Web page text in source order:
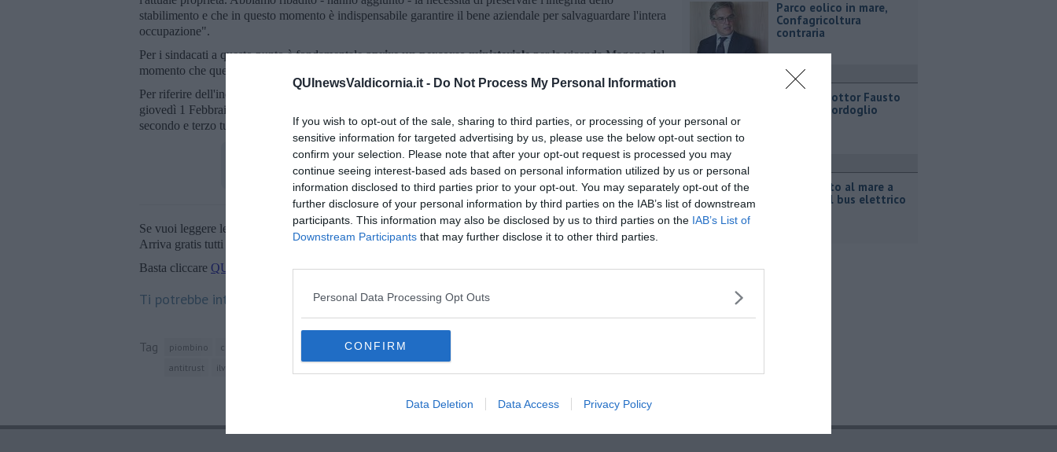
QUInewsValdicornia.it - Do Not Process My Personal Information
If you wish to opt-out of the sale, sharing to third parties, or processing of your personal or
sensitive information for targeted advertising by us, please use the below opt-out section to
confirm your selection. Please note that after your opt-out request is processed you may
continue seeing interest-based ads based on personal information utilized by us or personal
information disclosed to third parties prior to your opt-out. You may separately opt-out of the
further disclosure of your personal information by third parties on the IAB’s list of downstream
participants. This information may also be disclosed by us to third parties on the IAB’s List of
Downstream Participants that may further disclose it to other third parties.
Personal Data Processing Opt Outs
CONFIRM
Data Deletion Data Access Privacy Policy
stabilimento e che in questo momento è indispensabile garantire il bene aziendale per salvaguardare l'intera
occupazione".
Per i sindacati a questo punto è fondamentaleaprire un percorso ministerialeper la vicenda Magona dal
momento che questa è una diretta conseguenza delle questioni di Taranto e Genova.
Per riferire dell'incontro la Rsu Magona e le segreterie sindacali hanno indetto assemblee di fabbrica per
giovedì 1 Febbraio nella Sala Verde dalle 9 alle 11 per il primo turno e turno spezzato, dalle 20 alle 24 per
secondo e terzo turno.
Se vuoi leggere le notizie principali della Toscana iscriviti allaNewsletter QUInews - ToscanaMedia.
Arriva gratis tutti i giorni alle 20:00 direttamente nella tua casella di posta.
Basta cliccare QUI
Ti potrebbe interessare anche:
Tag piombino cremona fim-cisl fiom
antitrust
ilva
Parco eolico in mare,
Confagricoltura
contraria
Addio al dottor Fausto
Garosi, il cordoglio
Attualità
Da Suvereto al mare a
Baratti col bus elettrico